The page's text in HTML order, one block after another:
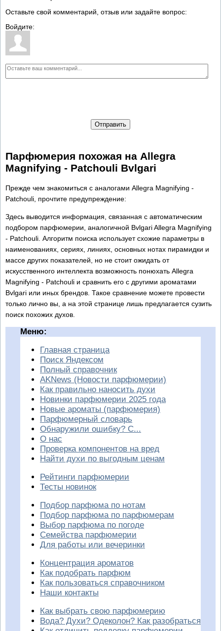
Оставьте свой комментарий, отзыв или задайте вопрос:
Войдите:
Отправить
Парфюмерия похожая на Allegra
Magnifying - Patchouli Bvlgari
Прежде чем знакомиться с аналогами Allegra Magnifying -
Patchouli, прочтите предупреждение:
Здесь выводится информация, связанная с автоматическим
подбором парфюмерии, аналогичной Bvlgari Allegra Magnifying
- Patchouli. Алгоритм поиска использует схожие параметры в
наименованиях, сериях, линиях, основных нотах пирамидки и
массе других показателей, но не стоит ожидать от
искусственного интеллекта возможность понюхать Allegra
Magnifying - Patchouli и сравнить его с другими ароматами
Bvlgari или иных брендов. Такое сравнение можете провести
только лично вы, а на этой странице лишь предлагается сузить
поиск похожих духов.
Меню:
Главная страница
Поиск Яндексом
Полный справочник
AKNews (Новости парфюмерии)
Как правильно наносить духи
Новинки парфюмерии 2025 года
Новые ароматы (парфюмерия)
Парфюмерный словарь
Обнаружили ошибку? С...
О нас
Проверка компонентов на вред
Найти духи по выгодным ценам
Рейтинги парфюмерии
Тесты новинок
Подбор парфюма по нотам
Подбор парфюма по парфюмерам
Выбор парфюма по погоде
Семейства парфюмерии
Для работы или вечеринки
Концентрация ароматов
Как подобрать парфюм
Как пользоваться справочником
Наши контакты
Как выбрать свою парфюмерию
Вода? Духи? Одеколон? Как разобраться